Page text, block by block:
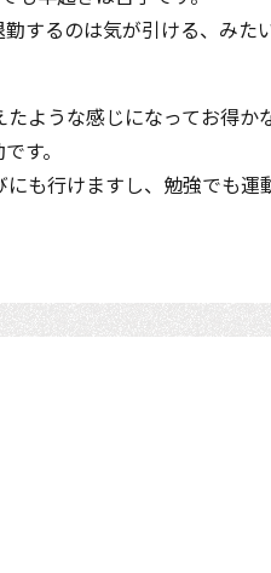
するのは気が引ける、みた
ような感じになってお得か
す。
も行けますし、勉強でも運